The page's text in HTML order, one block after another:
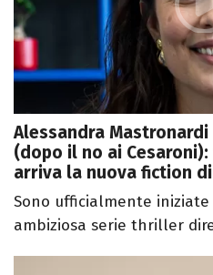
Alessandra Mastronardi
(dopo il no ai
arriva la nuova fiction di
Sono ufficialmente
ambiziosa serie thriller